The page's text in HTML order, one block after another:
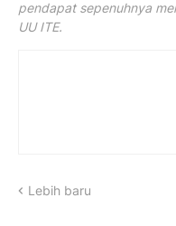
pendapat sepenuhnya
UU ITE.
Lebih baru